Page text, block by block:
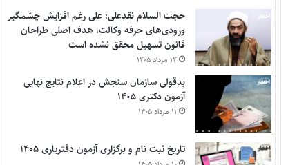
حجت السلام نقدعلی: علی رغم افزایش چشمگیر
ورودی‌های حرفه وکالت، هدف اصلی طراحان
قانون تسهیل محقق نشده است
۱۴ مرداد ۱۴۰۵
بدقولی سازمان سنجش در اعلام نتایج نهایی
آزمون دکتری ۱۴۰۵
۱۱ مرداد ۱۴۰۵
تاریخ ثبت نام و برگزاری آزمون دفتریاری ۱۴۰۵